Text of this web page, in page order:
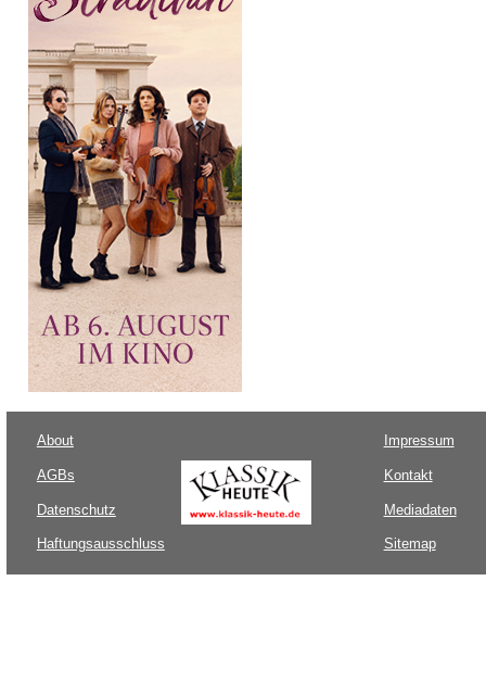
About
AGBs
Datenschutz
Haftungsausschluss
Impressum
Kontakt
Mediadaten
Sitemap